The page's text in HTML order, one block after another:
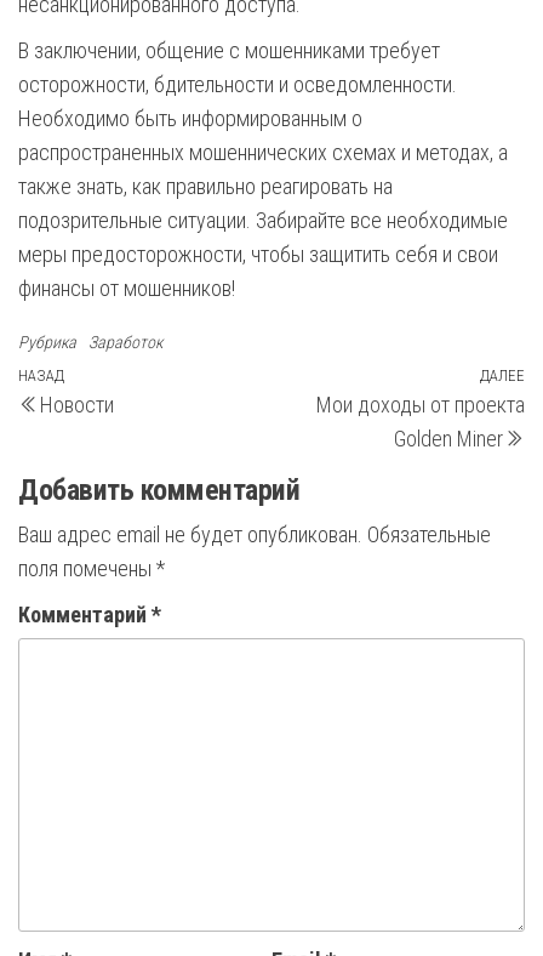
В заключении, общение с мошенниками требует
осторожности, бдительности и осведомленности.
Необходимо быть информированным о
распространенных мошеннических схемах и методах, а
также знать, как правильно реагировать на
подозрительные ситуации. Забирайте все необходимые
меры предосторожности, чтобы защитить себя и свои
финансы от мошенников!
Рубрика Заработок
Навигация
по
Предыдущая
запись
НАЗАД
Новости
ДАЛЕЕ
Мои доходы от проекта
Golden Miner
Добавить комментарий
Ваш адрес email не будет опубликован. Обязательные
поля помечены *
Комментарий *